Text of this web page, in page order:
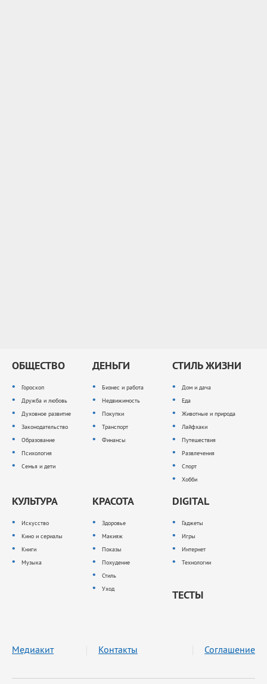
ОБЩЕСТВО
Гороскоп
Дружба и любовь
Духовное развитие
Законодательство
Образование
Психология
Семья и дети
ДЕНЬГИ
Бизнес и работа
Недвижимость
Покупки
Транспорт
Финансы
СТИЛЬ ЖИЗНИ
Дом и дача
Еда
Животные и природа
Лайфхаки
Путешествия
Развлечения
Спорт
Хобби
КУЛЬТУРА
Искусство
Кино и сериалы
Книги
Музыка
КРАСОТА
Здоровье
Макияж
Показы
Похудение
Стиль
Уход
DIGITAL
Гаджеты
Игры
Интернет
Технологии
ТЕСТЫ
Медиакит Контакты Соглашение